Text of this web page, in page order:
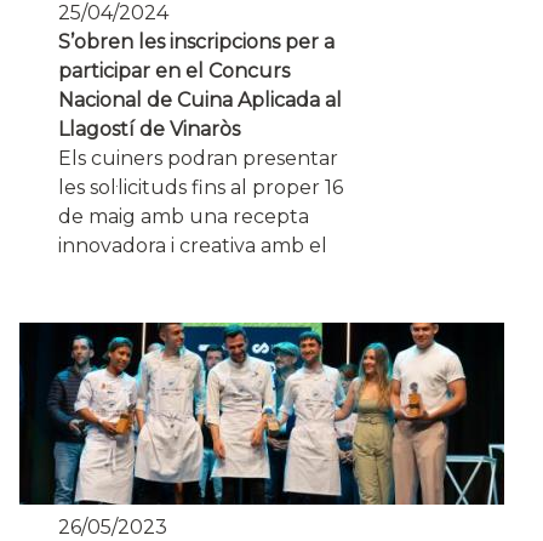
25/04/2024
S’obren les inscripcions per a
participar en el Concurs
Nacional de Cuina Aplicada al
Llagostí de Vinaròs
Els cuiners podran presentar
les sol·licituds fins al proper 16
de maig amb una recepta
innovadora i creativa amb el
26/05/2023